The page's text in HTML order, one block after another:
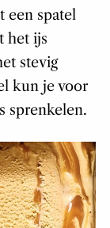
een spatel
het ijs
stevig
kun je voor
sprenkelen.